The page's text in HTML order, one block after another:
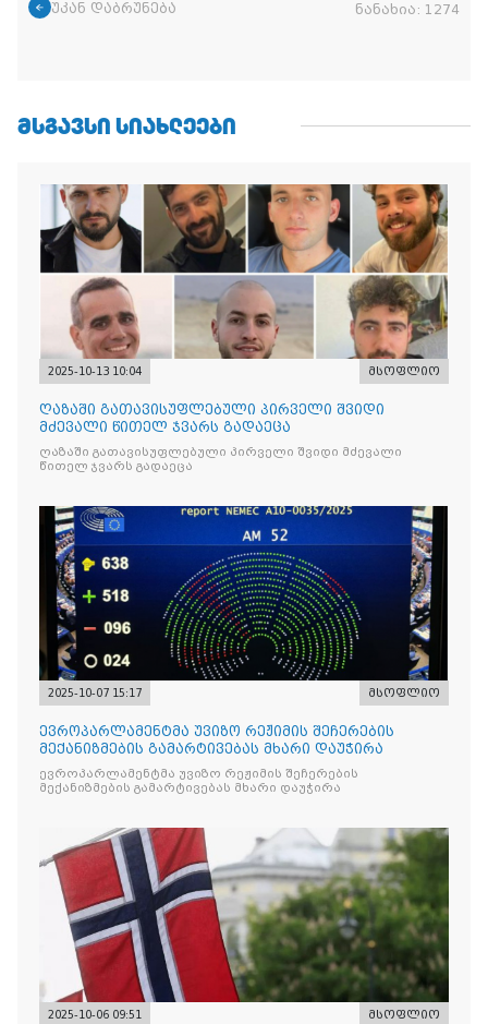
უკან დაბრუნება ნანახია: 1274
ᲛᲡᲒᲐᲕᲡᲘ ᲡᲘᲐᲮᲚᲔᲔᲑᲘ
2025-10-13 10:04 მსოფლიო
ღაზაში გათავისუფლებული პირველი შვიდი
მძევალი წითელ ჯვარს გადაეცა
ღაზაში გათავისუფლებული პირველი შვიდი მძევალი
წითელ ჯვარს გადაეცა
2025-10-07 15:17 მსოფლიო
ევროპარლამენტმა უვიზო რეჟიმის შეჩერების
მექანიზმების გამარტივებას მხარი დაუჭირა
ევროპარლამენტმა უვიზო რეჟიმის შეჩერების
მექანიზმების გამარტივებას მხარი დაუჭირა
2025-10-06 09:51 მსოფლიო